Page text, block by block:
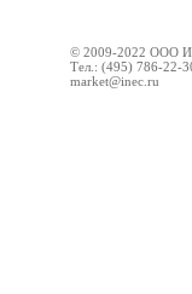
© 2009-2022 ООО
Тел.: (495) 786-22-
market@inec.ru